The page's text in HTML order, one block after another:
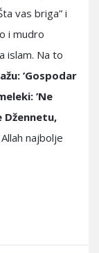
vas briga” i
i mudro
islam. Na to
’Gospodar
’Ne
najbolje